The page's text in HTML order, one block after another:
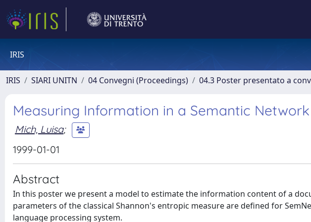
IRIS
IRIS SIARI UNITN 04 Convegni (Proceedings) 04.3 Poster presentato a
Measuring Information in a Semantic Network
Mich, Luisa;
1999-01-01
Abstract
In this poster we present a model to estimate the information content of a
parameters of the classical Shannon's entropic measure are defined for
language processing system.